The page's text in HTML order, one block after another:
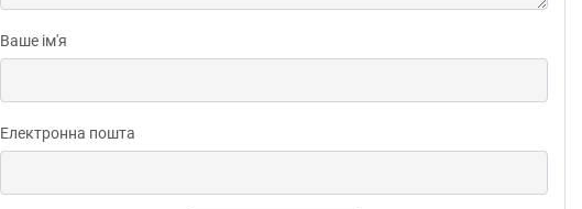
Ваше ім'я
Електронна пошта